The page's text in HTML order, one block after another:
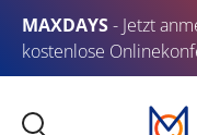
MAXDAYS- Jetzt
kostenlose